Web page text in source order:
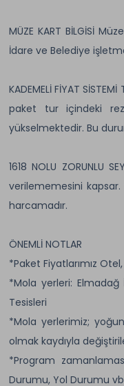
MÜZE KART BİLGİSİ
İdare ve Belediye
KADEMELİ FİYAT
paket tur içindeki
yükselmektedir. Bu
1618 NOLU ZORUNLU
verilememesini kapsar.
harcamadır.
ÖNEMLİ NOTLAR
*Paket Fiyatlarımız
*Mola yerleri: Elmadağ
Tesisleri
*Mola yerlerimiz;
olmak kaydıyla
*Program
Durumu, Yol Durumu